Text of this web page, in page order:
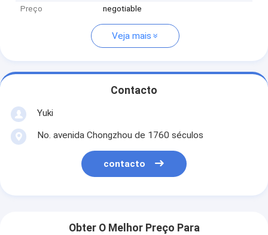
Preço
negotiable
Veja mais
Contacto
Yuki
No. avenida Chongzhou de 1760 séculos
contacto
Obter O Melhor Preço Para